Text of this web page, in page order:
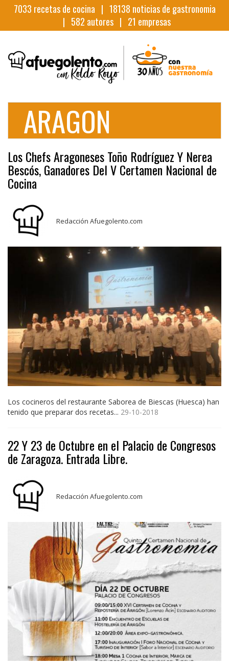
7033 recetas de cocina | 18138 noticias de gastronomia
| 582 autores | 21 empresas
ARAGON
Los Chefs Aragoneses Toño Rodríguez Y Nerea
Bescós, Ganadores Del V Certamen Nacional de
Cocina
Redacción Afuegolento.com
Los cocineros del restaurante Saborea de Biescas (Huesca) han
tenido que preparar dos recetas... 29-10-2018
22 Y 23 de Octubre en el Palacio de Congresos
de Zaragoza. Entrada Libre.
Redacción Afuegolento.com